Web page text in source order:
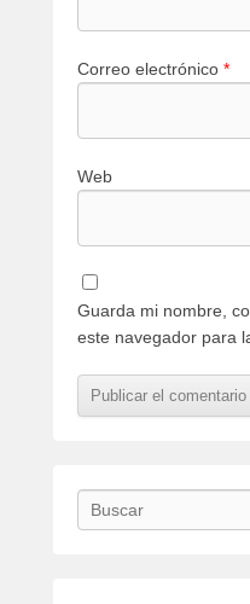
Correo electrónico *
Web
Guarda mi nombre,
este navegador para
Buscar